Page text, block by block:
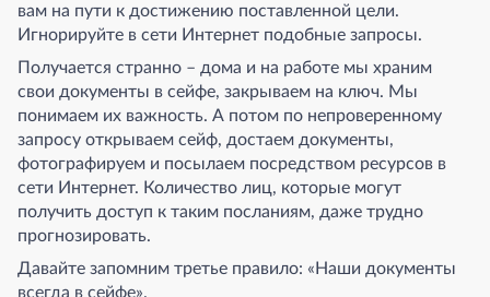
вам на пути к достижению поставленной цели.
Игнорируйте в сети Интернет подобные запросы.
Получается странно – дома и на работе мы храним
свои документы в сейфе, закрываем на ключ. Мы
понимаем их важность. А потом по непроверенному
запросу открываем сейф, достаем документы,
фотографируем и посылаем посредством ресурсов в
сети Интернет. Количество лиц, которые могут
получить доступ к таким посланиям, даже трудно
прогнозировать.
Давайте запомним третье правило: «Наши документы
всегда в сейфе».